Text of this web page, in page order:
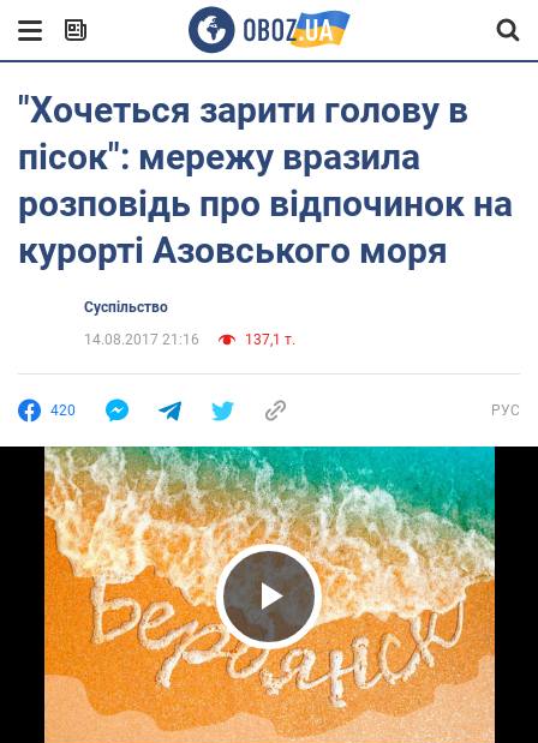
"Хочеться зарити голову в
пісок": мережу вразила
розповідь про відпочинок на
курорті Азовського моря
Суспільство
14.08.2017 21:16
137,1 т.
420 РУС
Play Video